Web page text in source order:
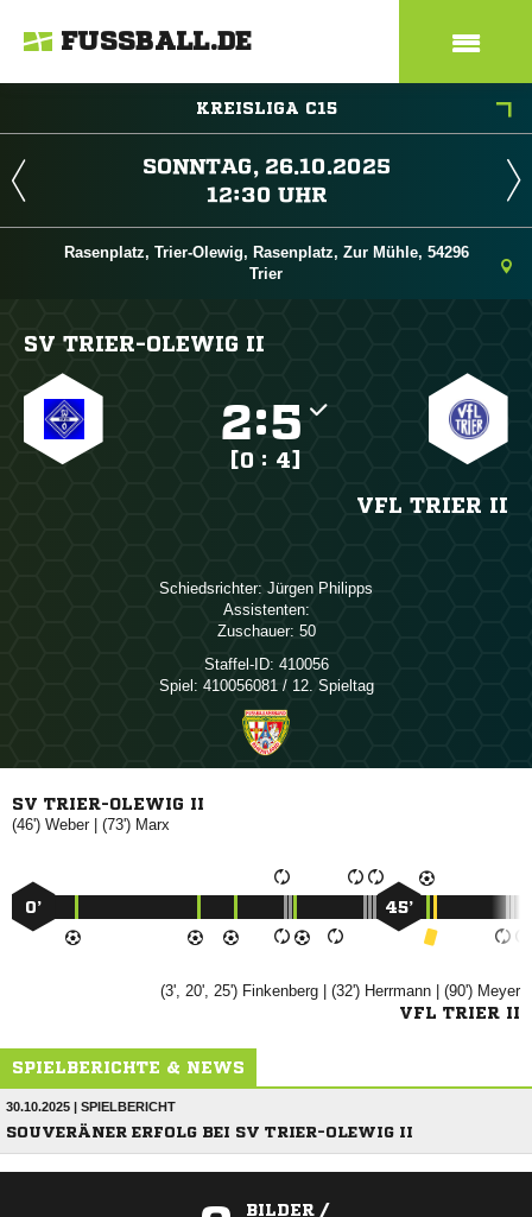
FUSSBALL.DE
KREISLIGA C15
 
 
Rasenplatz, Trier-Olewig, Rasenplatz, Zur Mühle, 54296
Trier
SV TRIER-OLEWIG II
:
[0 : 4]
VFL TRIER II
Schiedsrichter:  
Assistenten:
Zuschauer: 50
Staffel-ID: 410056
Spiel: 410056081 / 12. Spieltag
SV TRIER-OLEWIG II
(46') | (73') 
0’ 45’
(3', 20', 25')  | (32')  | (90') 
VFL TRIER II
SPIELBERICHTE & NEWS
30.10.2025 | SPIELBERICHT
SOUVERÄNER ERFOLG BEI SV TRIER-OLEWIG II
BILDER /